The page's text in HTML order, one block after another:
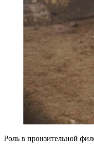
Роль в пронзительной